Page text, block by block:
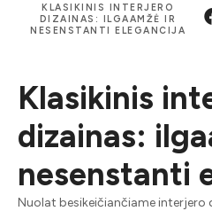
KLASIKINIS INTERJERO
DIZAINAS: ILGAAMŽĖ IR
NESENSTANTI ELEGANCIJA
Klasikinis
dizainas:
nesenstanti
Nuolat besikeičiančiame interjero